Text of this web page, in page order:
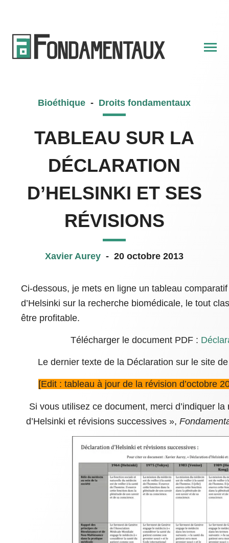
content
Bioéthique - Droits fondamentaux
TABLEAU SUR LA
DÉCLARATION
D’HELSINKI ET SES
RÉVISIONS
Xavier Aurey -20 octobre 2013
Ci-dessous, je mets en ligne un tableau
d’Helsinki sur la recherche biomédicale, le tout
être profitable.
Télécharger le document PDF :
Le dernier texte de la Déclaration sur le site
[Edit : tableau à jour de la révision d’octobre
Si vous utilisez ce document, merci d’indiquer
d’Helsinki et révisions successives »,